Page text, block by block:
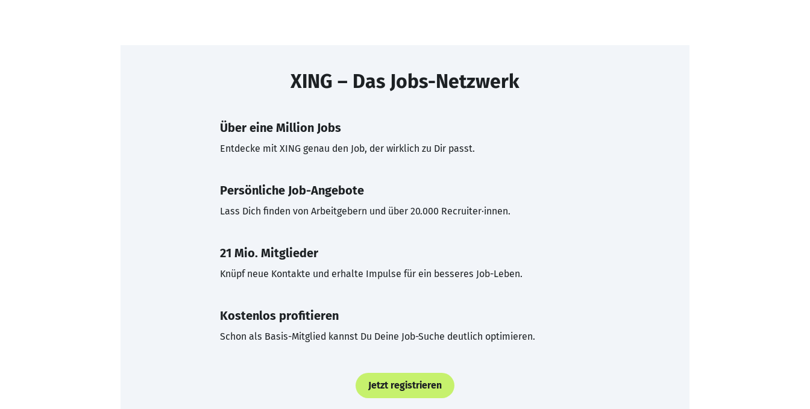
XING – Das Jobs-Netzwerk
Über eine Million Jobs
Entdecke mit XING genau den Job, der wirklich zu Dir passt.
Persönliche Job-Angebote
Lass Dich finden von Arbeitgebern und über 20.000 Recruiter·innen.
21 Mio. Mitglieder
Knüpf neue Kontakte und erhalte Impulse für ein besseres Job-Leben.
Kostenlos profitieren
Schon als Basis-Mitglied kannst Du Deine Job-Suche deutlich optimieren.
Jetzt registrieren